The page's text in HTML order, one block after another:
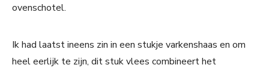
ovenschotel.
Ik had laatst ineens zin in een stukje varkenshaas en om
heel eerlijk te zijn, dit stuk vlees combineert het